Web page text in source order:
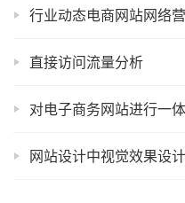
行业动态电商网站网络
直接访问流量分析
对电子商务网站进行一
网站设计中视觉效果设